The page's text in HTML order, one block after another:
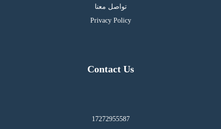
تواصل معنا
Privacy Policy
Contact Us
17272955587